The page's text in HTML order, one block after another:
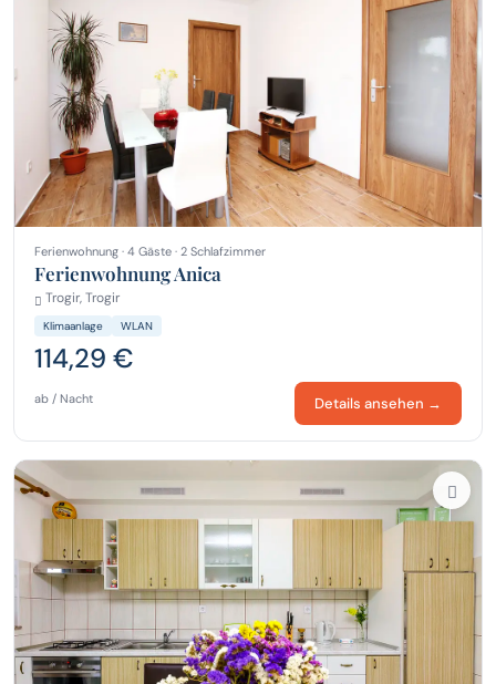
Ferienwohnung · 4 Gäste · 2 Schlafzimmer
Ferienwohnung Anica
Trogir, Trogir
Klimaanlage WLAN
114,29 €
ab / Nacht Details ansehen →